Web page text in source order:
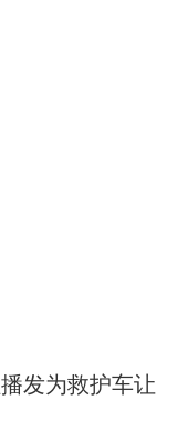
发为救护车让